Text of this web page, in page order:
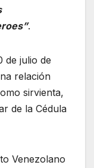
.
de julio de
relación
sirvienta,
de la Cédula
Venezolano